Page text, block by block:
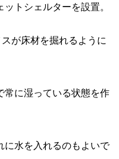
トシェルターを設置。
が床材を掘れるように
常に湿っている状態を作
に水を入れるのもよいで